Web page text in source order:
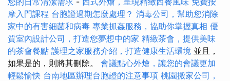
摩入門課程 台胞證過期怎麼處理？ 消毒公司，幫助您消除
家中的有害細菌和病毒 專業抓姦服務，協助你掌握真相 優
質室內設計公司，打造您夢想中的家 精緻茶會，提供美味
的茶會餐點 護理之家服務介紹，打造健康生活環境 並且，
如果是的，則將其刪除。 會議點心外燴，讓您的會議更加
輕鬆愉快 台南地區辦理台胞證的注意事項 桃園搬家公司，